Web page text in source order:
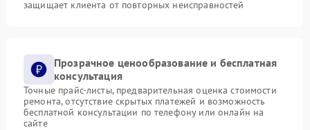
защищает клиента от повторных неисправностей
Прозрачное ценообразование и бесплатная
консультация
Точные прайс-листы, предварительная оценка стоимости
ремонта, отсутствие скрытых платежей и возможность
бесплатной консультации по телефону или онлайн на
сайте